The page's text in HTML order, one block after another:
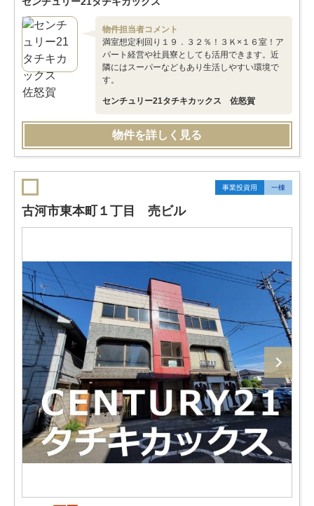
物件担当者コメント
満室想定利回り１９．３２％！３Ｋ×１６室！ア
パート経営や社員寮としても活用できます。近
隣にはスーパーなどもあり生活しやすい環境で
す。
センチュリー21タチキカックス 佐怒賀
物件を詳しく見る
事業投資用 一棟
古河市東本町１丁目 売ビル